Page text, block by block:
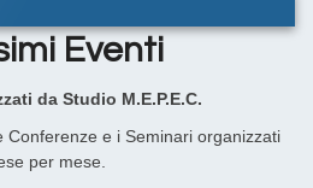
Eventi
da Studio M.E.P.E.C.
Conferenze e i Seminari organizzati
per mese.